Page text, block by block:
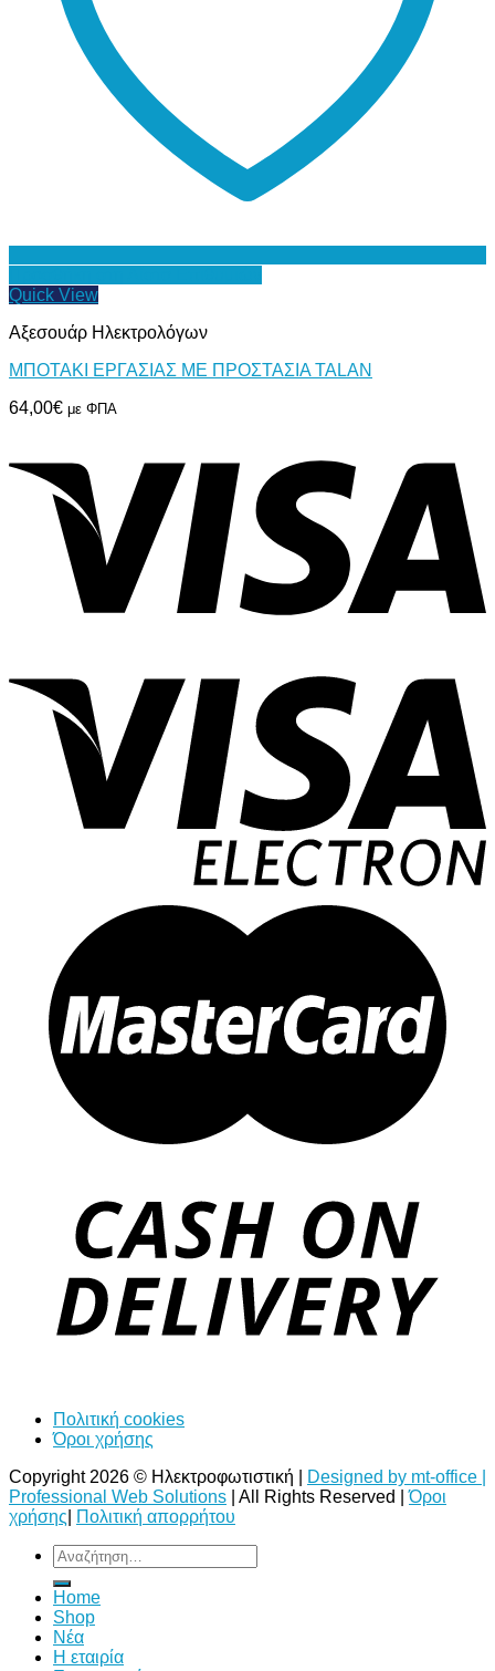
Quick View
Αξεσουάρ Ηλεκτρολόγων
ΜΠΟΤΑΚΙ ΕΡΓΑΣΙΑΣ ΜΕ ΠΡΟΣΤΑΣΙΑ TALAN
64,00€ με ΦΠΑ
Πολιτική cookies
Όροι χρήσης
Copyright 2026 © Ηλεκτροφωτιστική |
Designed by mt-office |
Professional Web Solutions | All Rights Reserved |Όροι
χρήσης
Πολιτική απορρήτου
Αναζήτηση
για:
Home
Shop
Νέα
Η εταιρία